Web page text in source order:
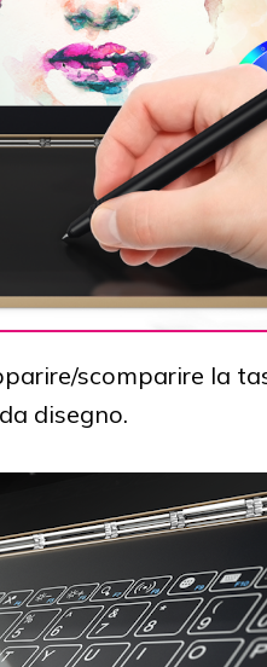
scomparire la
disegno.